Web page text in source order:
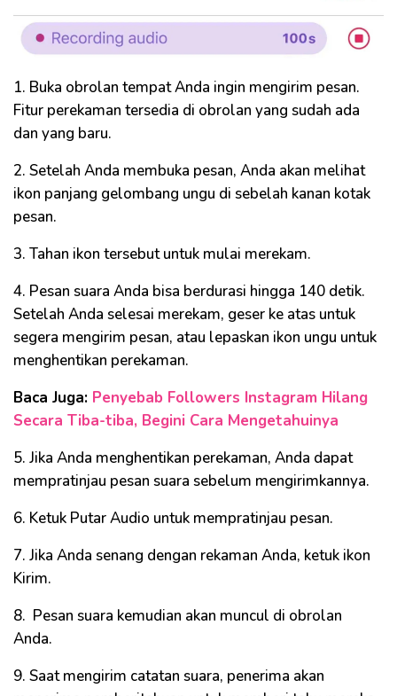
1. Buka obrolan tempat Anda ingin mengirim pesan.
Fitur perekaman tersedia di obrolan yang sudah ada
dan yang baru.
2. Setelah Anda membuka pesan, Anda akan melihat
ikon panjang gelombang ungu di sebelah kanan kotak
pesan.
3. Tahan ikon tersebut untuk mulai merekam.
4. Pesan suara Anda bisa berdurasi hingga 140 detik.
Setelah Anda selesai merekam, geser ke atas untuk
segera mengirim pesan, atau lepaskan ikon ungu untuk
menghentikan perekaman.
Baca Juga: Penyebab Followers Instagram Hilang
Secara Tiba-tiba, Begini Cara Mengetahuinya
5. Jika Anda menghentikan perekaman, Anda dapat
mempratinjau pesan suara sebelum mengirimkannya.
6. Ketuk Putar Audio untuk mempratinjau pesan.
7. Jika Anda senang dengan rekaman Anda, ketuk ikon
Kirim.
8. Pesan suara kemudian akan muncul di obrolan
Anda.
9. Saat mengirim catatan suara, penerima akan